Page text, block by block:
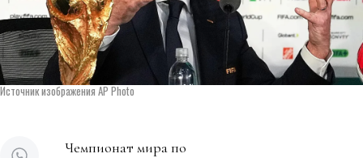
Источник изображения AP Photo
Чемпионат мира по